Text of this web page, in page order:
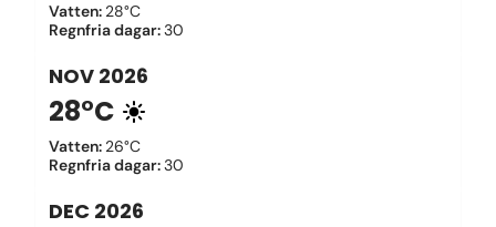
Vatten: 28°C
Regnfria dagar:30
NOV 2026
28°C
Vatten: 26°C
Regnfria dagar:30
DEC 2026